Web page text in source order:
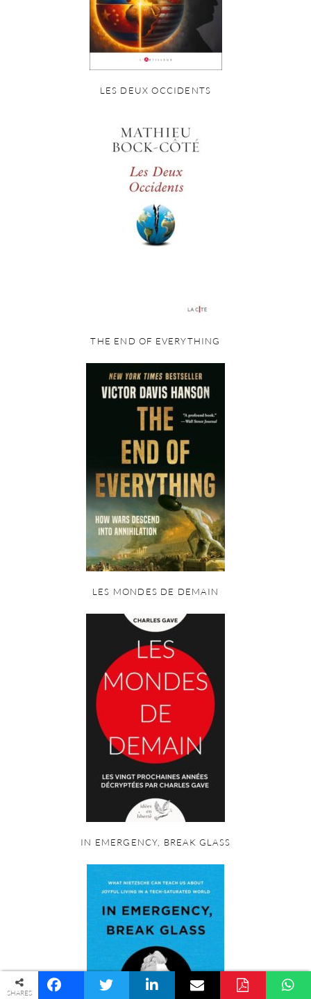
LES DEUX OCCIDENTS
THE END OF EVERYTHING
LES MONDES DE DEMAIN
IN EMERGENCY, BREAK GLASS
© COPYRIGHT PALINGÉNÉSIE - POLITIQUE DE CONFIDENTIALITÉ
SHARES